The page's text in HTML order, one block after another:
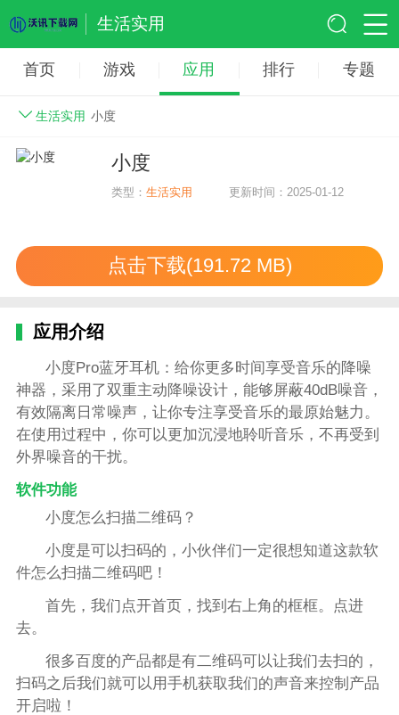
生活实用
首页 游戏 应用 排行 专题
生活实用 小度
小度
类型：生活实用 更新时间：2025-01-12
点击下载(191.72 MB)
应用介绍
小度Pro蓝牙耳机：给你更多时间享受音乐的降噪
神器，采用了双重主动降噪设计，能够屏蔽40dB噪音，
有效隔离日常噪声，让你专注享受音乐的最原始魅力。
在使用过程中，你可以更加沉浸地聆听音乐，不再受到
外界噪音的干扰。
软件功能
小度怎么扫描二维码？
小度是可以扫码的，小伙伴们一定很想知道这款软
件怎么扫描二维码吧！
首先，我们点开首页，找到右上角的框框。点进
去。
很多百度的产品都是有二维码可以让我们去扫的，
扫码之后我们就可以用手机获取我们的声音来控制产品
开启啦！